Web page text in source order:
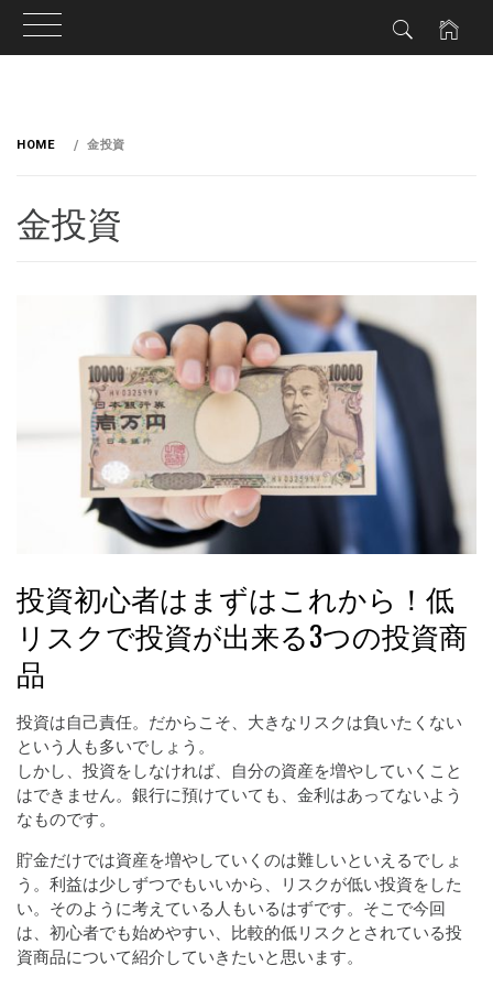
HOME 金投資
金投資
投資初心者はまずはこれから！低
リスクで投資が出来る3つの投資商
品
投資は自己責任。だからこそ、大きなリスクは負いたくない
という人も多いでしょう。
しかし、投資をしなければ、自分の資産を増やしていくこと
はできません。銀行に預けていても、金利はあってないよう
なものです。
貯金だけでは資産を増やしていくのは難しいといえるでしょ
う。利益は少しずつでもいいから、リスクが低い投資をした
い。そのように考えている人もいるはずです。そこで今回
は、初心者でも始めやすい、比較的低リスクとされている投
資商品について紹介していきたいと思います。